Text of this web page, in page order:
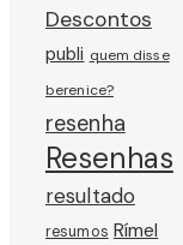
Descontos
publi quem disse
berenice?
resenha
Resenhas
resultado
resumos Rímel